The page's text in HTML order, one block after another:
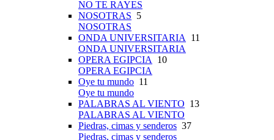
NO TE RAYES
NOSOTRAS 5
NOSOTRAS
ONDA UNIVERSITARIA
11
ONDA UNIVERSITARIA
OPERA EGIPCIA
10
OPERA EGIPCIA
Oye tu mundo 11
Oye tu mundo
PALABRAS AL VIENTO 13
PALABRAS AL VIENTO
Piedras, cimas y senderos 37
Piedras, cimas y senderos